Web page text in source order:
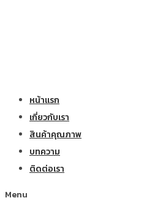
หน้าแรก
เกี่ยวกับเรา
สินค้าคุณภาพ
บทความ
ติดต่อเรา
Menu